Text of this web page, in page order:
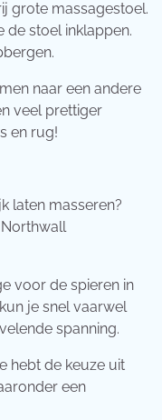
grote massagestoel.
de stoel inklappen.
naar een andere
veel prettiger
en rug!
laten masseren?
Northwall
voor de spieren in
je snel vaarwel
spanning.
hebt de keuze uit
een